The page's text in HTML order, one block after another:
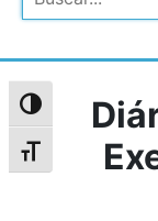
Alternar alto
Alternar